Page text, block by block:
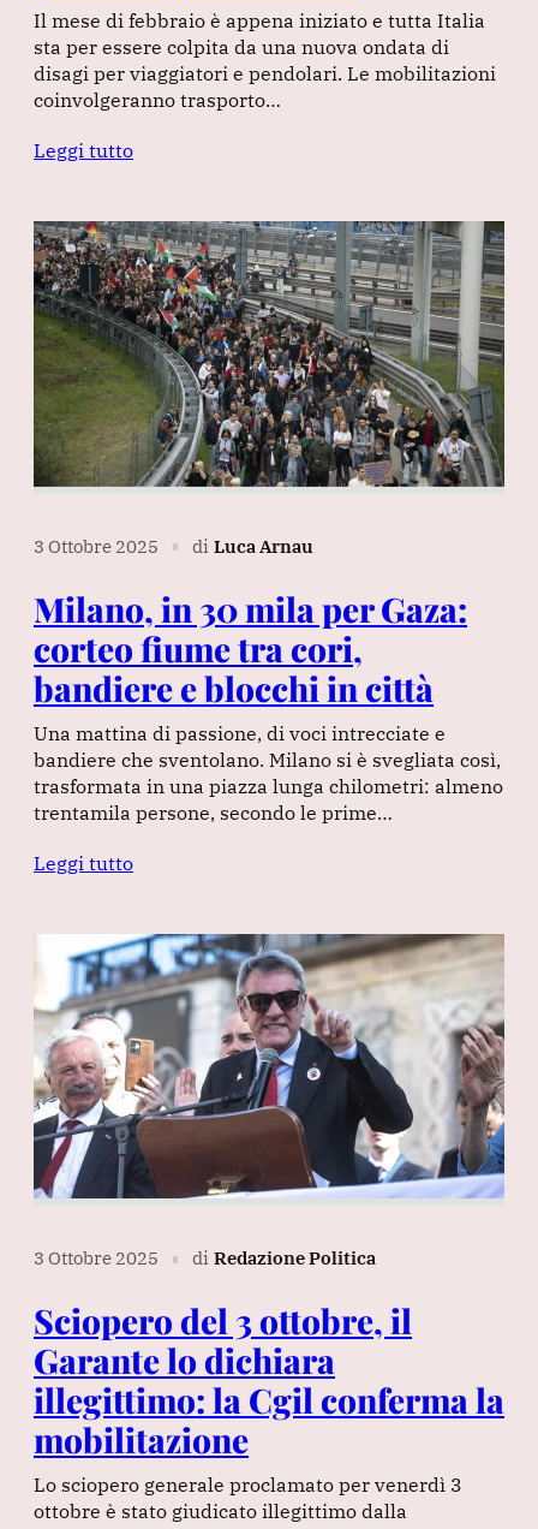
Il mese di febbraio è appena iniziato e tutta Italia
sta per essere colpita da una nuova ondata di
disagi per viaggiatori e pendolari. Le mobilitazioni
coinvolgeranno trasporto…
Leggi tutto
3 Ottobre 2025 ∎ di Luca Arnau
Milano, in 30 mila per Gaza:
corteo fiume tra cori,
bandiere e blocchi in città
Una mattina di passione, di voci intrecciate e
bandiere che sventolano. Milano si è svegliata così,
trasformata in una piazza lunga chilometri: almeno
trentamila persone, secondo le prime…
Leggi tutto
3 Ottobre 2025 ∎ di Redazione Politica
Sciopero del 3 ottobre, il
Garante lo dichiara
illegittimo: la Cgil conferma la
mobilitazione
Lo sciopero generale proclamato per venerdì 3
ottobre è stato giudicato illegittimo dalla